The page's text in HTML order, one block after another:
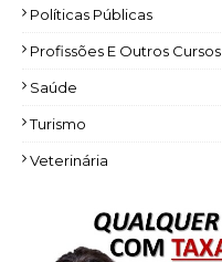
Políticas Públicas
Profissões E Outros Cursos
Saúde
Turismo
Veterinária